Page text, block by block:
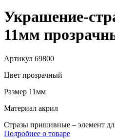
Украшение-
11мм
Артикул 69800
Цвет прозрачный
Размер 11мм
Материал акрил
Стразы пришивные – элемент
Подробнее о товаре